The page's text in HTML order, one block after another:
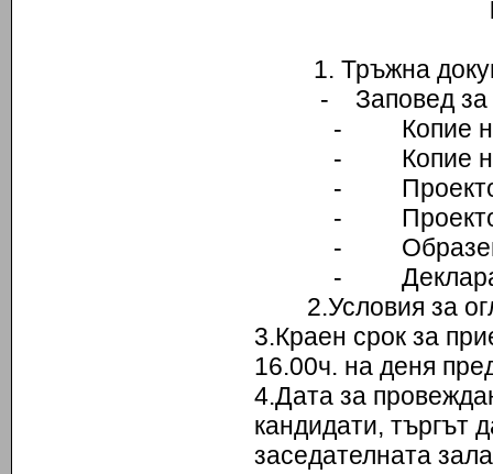
1. Тръжна
- Заповед за
- Копие на
- Копие на
- Проекто-
- Проекто-
- Образец
-
2.Условия за
3.Краен срок за
16.00ч. на деня
4.Дата за
кандидати, търгът
заседателната